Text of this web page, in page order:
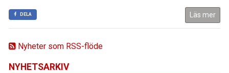
Nyheter som RSS-flöde
NYHETSARKIV
DELA Läs mer